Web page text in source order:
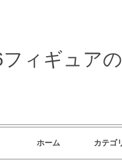
フィギュア
ホーム カテゴ